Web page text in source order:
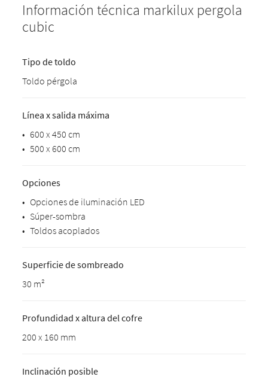
Información técnica markilux pergola
cubic
Tipo de toldo
Toldo pérgola
Línea x salida máxima
• 600 x 450 cm
• 500 x 600 cm
Opciones
• Opciones de iluminación LED
• Súper-sombra
• Toldos acoplados
Superficie de sombreado
30 m²
Profundidad x altura del cofre
200 x 160 mm
Inclinación posible